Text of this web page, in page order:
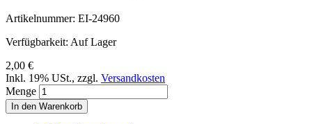
Artikelnummer: EI-24960
Verfügbarkeit: Auf Lager
2,00 €
Inkl. 19% USt., zzgl. Versandkosten
Menge
In den Warenkorb